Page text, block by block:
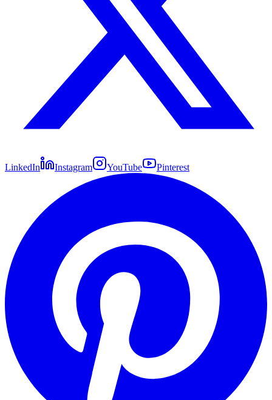
LinkedIn Instagram YouTube Pinterest